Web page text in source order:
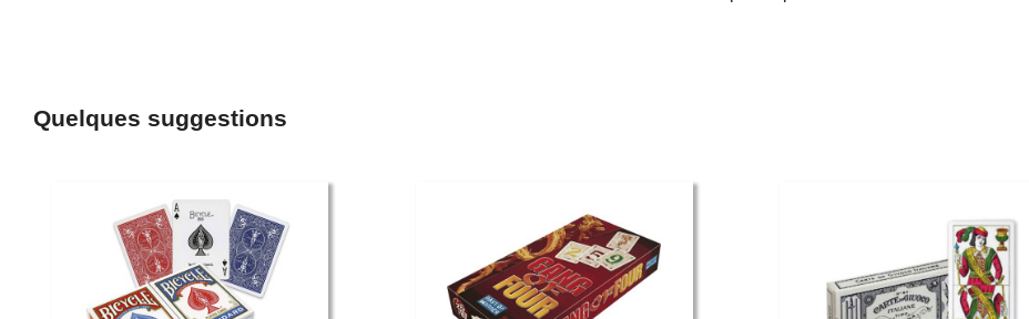
Quelques suggestions